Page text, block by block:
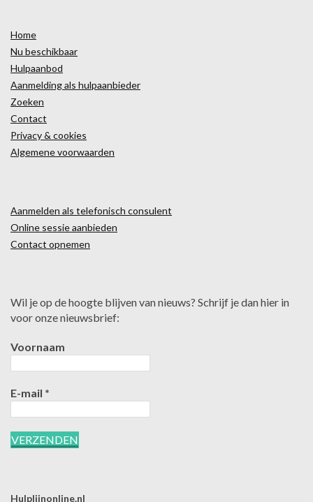
Home
Nu beschikbaar
Hulpaanbod
Aanmelding als hulpaanbieder
Zoeken
Contact
Privacy & cookies
Algemene voorwaarden
Aanmelden als telefonisch consulent
Online sessie aanbieden
Contact opnemen
Wil je op de hoogte blijven van nieuws? Schrijf je dan hier in
voor onze nieuwsbrief:
Voornaam
E-mail *
Hulplijnonline.nl